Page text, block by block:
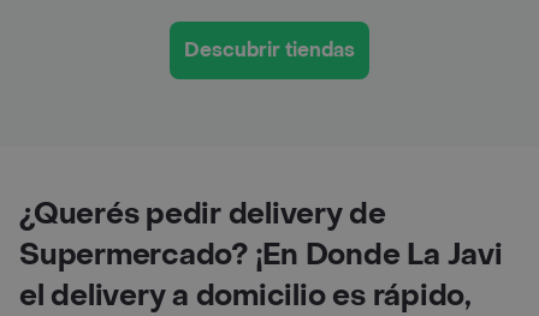
Descubrir tiendas
¿Querés pedir delivery de
Supermercado? ¡En Donde La Javi
el delivery a domicilio es rápido,